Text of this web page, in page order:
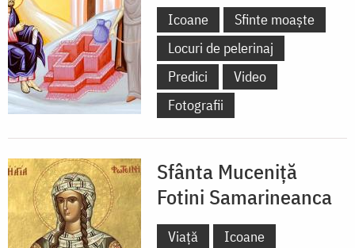
Icoane
Sfinte moaște
Locuri de pelerinaj
Predici
Video
Fotografii
Sfânta Muceniță
Fotini Samarineanca
Viață
Icoane